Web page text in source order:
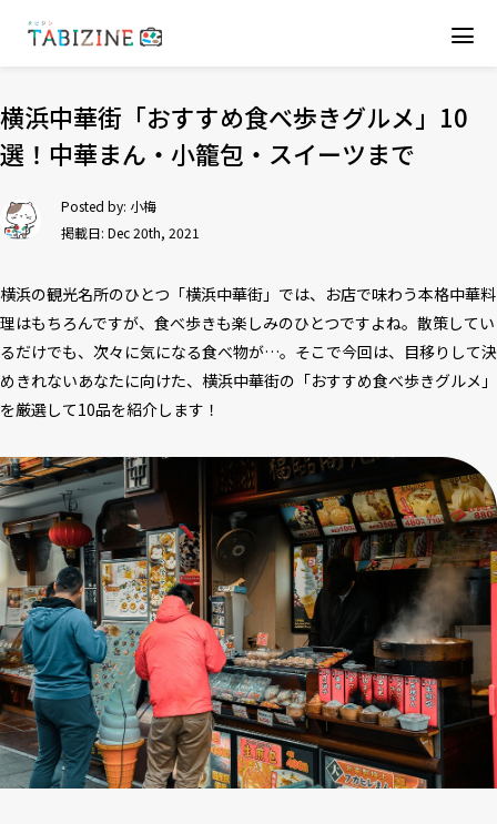
横浜中華街「おすすめ食べ歩きグルメ」10
選！中華まん・小籠包・スイーツまで
Posted by: 小梅
掲載日: Dec 20th, 2021
横浜の観光名所のひとつ「横浜中華街」では、お店で味わう本格中華料
理はもちろんですが、食べ歩きも楽しみのひとつですよね。散策してい
るだけでも、次々に気になる食べ物が…。そこで今回は、目移りして決
めきれないあなたに向けた、横浜中華街の「おすすめ食べ歩きグルメ」
を厳選して10品を紹介します！